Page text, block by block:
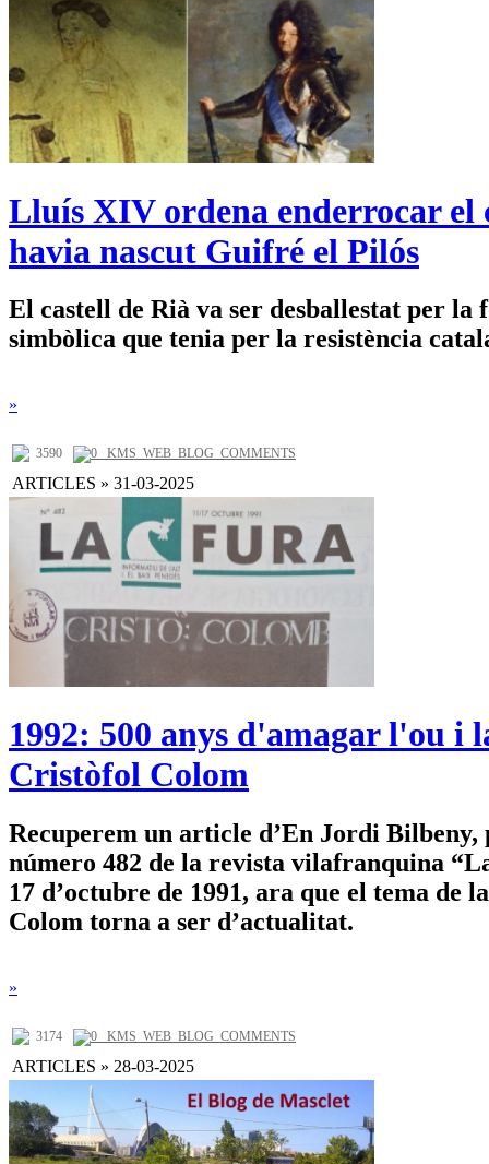
Lluís XIV ordena enderrocar el
havia nascut Guifré el Pilós
El castell de Rià va ser desballestat per la
simbòlica que tenia per la resistència
»
3590 0 _KMS_WEB_BLOG_COMMENTS
ARTICLES » 31-03-2025
1992: 500 anys d'amagar l'ou i
Cristòfol Colom
Recuperem un article d’En Jordi Bilbeny,
número 482 de la revista vilafranquina
17 d’octubre de 1991, ara que el tema de
Colom torna a ser d’actualitat.
»
3174 0 _KMS_WEB_BLOG_COMMENTS
ARTICLES » 28-03-2025